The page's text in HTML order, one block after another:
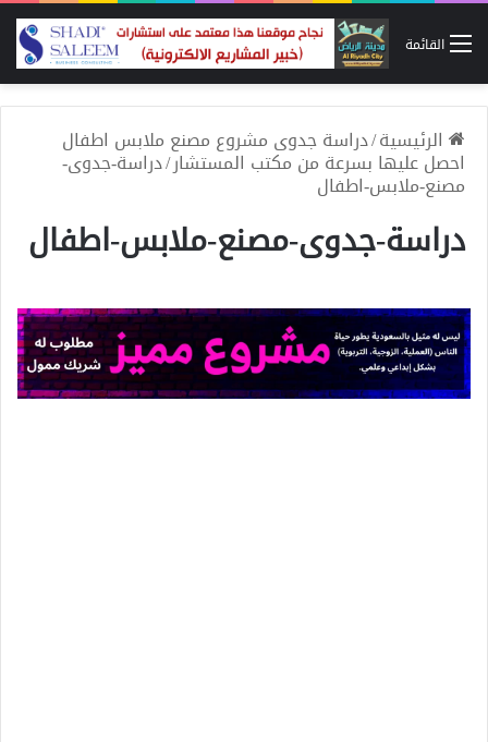
القائمة
الرئيسية/دراسة جدوى مشروع مصنع ملابس اطفال
احصل عليها بسرعة من مكتب المستشار/دراسة-جدوى-
مصنع-ملابس-اطفال
دراسة-جدوى-مصنع-ملابس-اطفال